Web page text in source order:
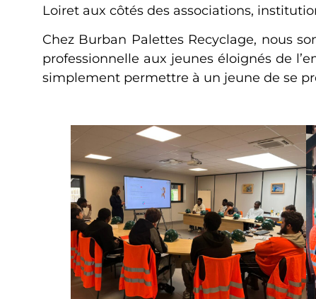
Loiret aux côtés des associations,
Chez Burban Palettes Recyclage, nous
professionnelle aux jeunes éloignés de
simplement permettre à un jeune de se